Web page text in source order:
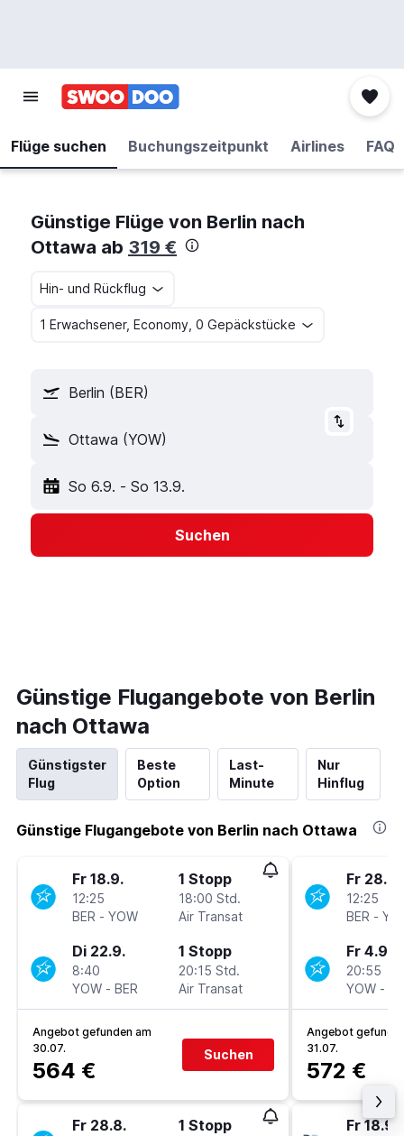
Flüge suchen Buchungszeitpunkt Airlines FAQ
Günstige Flüge von Berlin nach
Ottawa ab 319 €
Hin- und Rückflug
1 Erwachsener, Economy, 0 Gepäckstücke
Berlin (BER)
Ottawa (YOW)
So 6.9. - So 13.9.
Suchen
Günstige Flugangebote von Berlin
nach Ottawa
Günstigster
Flug
Beste
Option
Last-
Minute
Nur
Hinflug
Günstige Flugangebote von Berlin nach Ottawa
Fr 18.9.
12:25
BER - YOW
1 Stopp
18:00 Std.
Air Transat
Di 22.9.
8:40
YOW - BER
1 Stopp
20:15 Std.
Air Transat
Angebot gefunden am
30.07.
564 €
Suchen
Fr 28.8. 1 Stopp
Fr 28.8.
12:25
BER -
Fr 4.9.
20:55
YOW -
Angebot
31.07.
572 €
Fr 18.9.